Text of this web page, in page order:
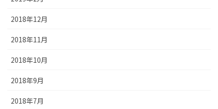
2018年12月
2018年11月
2018年10月
2018年9月
2018年7月